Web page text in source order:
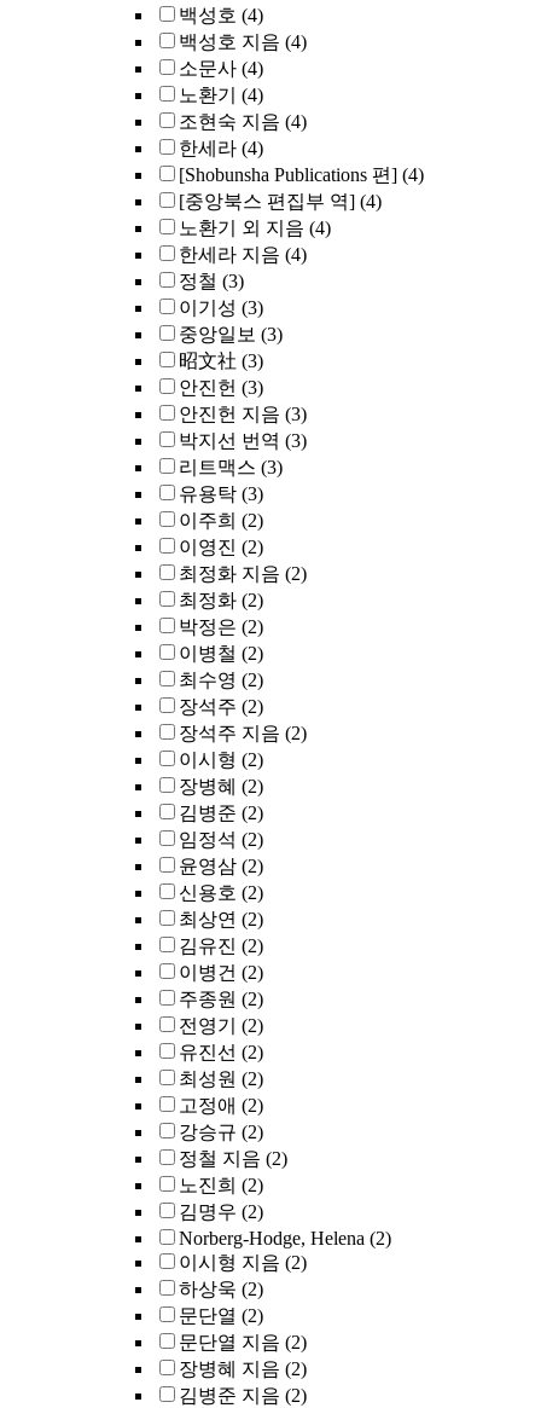
백성호 (4)
백성호 지음 (4)
소문사 (4)
노환기
(4)
조현숙 지음 (4)
한세라 (4)
[Shobunsha Publications 편] (4)
[중앙북스 편집부 역] (4)
노환기 외 지음 (4)
한세라 지음 (4)
정철 (3)
이기성 (3)
중앙일보 (3)
昭文社 (3)
안진헌 (3)
안진헌 지음 (3)
박지선 번역 (3)
리트맥스 (3)
유용탁 (3)
이주희 (2)
이영진 (2)
최정화 지음 (2)
최정화 (2)
박정은 (2)
이병철 (2)
최수영 (2)
장석주 (2)
장석주 지음 (2)
이시형 (2)
장병혜 (2)
김병준 (2)
임정석 (2)
윤영삼 (2)
신용호 (2)
최상연 (2)
김유진 (2)
이병건 (2)
주종원 (2)
전영기
(2)
유진선 (2)
최성원 (2)
고정애 (2)
강승규 (2)
정철 지음 (2)
노진희 (2)
김명우 (2)
Norberg-Hodge, Helena (2)
이시형 지음 (2)
하상욱 (2)
문단열 (2)
문단열 지음 (2)
장병혜 지음 (2)
김병준 지음 (2)